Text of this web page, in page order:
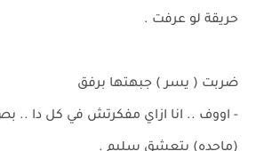
حريقة لو عرفت .
ضربت ( يسر ) جبهتها برفق
- اووف .. انا ازاي مفكرتش في كل دا ..